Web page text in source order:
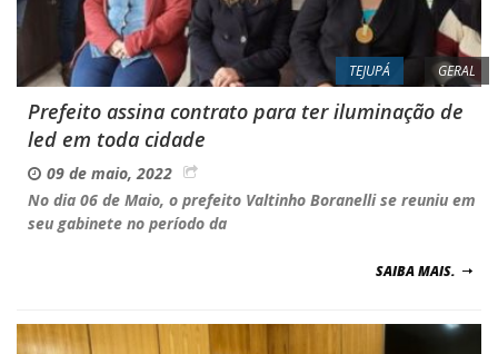
TEJUPÁ GERAL
Prefeito assina contrato para ter iluminação de
led em toda cidade
09 de maio, 2022
No dia 06 de Maio, o prefeito Valtinho Boranelli se reuniu em
seu gabinete no período da
SAIBA MAIS.